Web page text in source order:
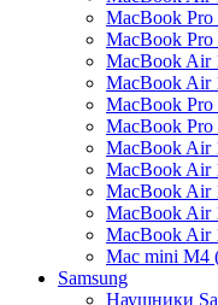
MacBook
MacBook
MacBook Air
MacBook Air
MacBook
MacBook
MacBook Air
MacBook Air
MacBook Air
MacBook Air
MacBook Air
Mac mini M4
Samsung
Наушники